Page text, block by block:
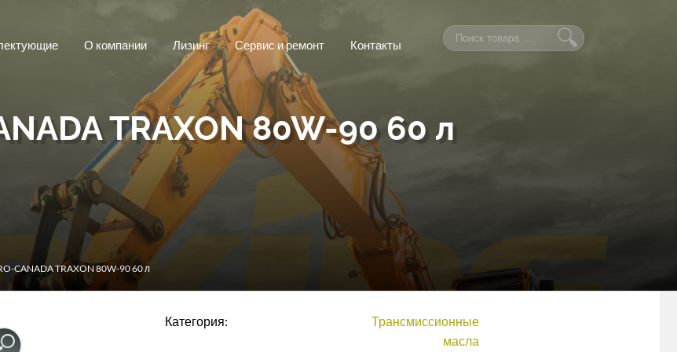
О компании Лизинг Сервис и ремонт Контакты
TRAXON 80W-90 60 л
CANADA TRAXON 80W-90 60 л
Категория:
Трансмиссионные
масла